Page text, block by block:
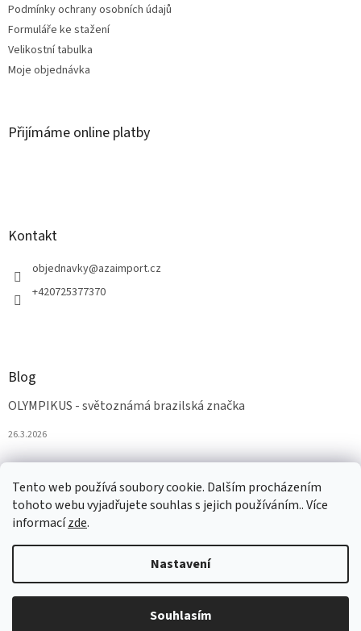
Tento web používá soubory cookie. Dalším procházením
tohoto webu vyjadřujete souhlas s jejich používáním.. Více
informacízde.
Nastavení
Souhlasím
Podmínky ochrany osobních údajů
Formuláře ke stažení
Velikostní tabulka
Moje objednávka
Přijímáme online platby
Kontakt
objednavky@azaimport.cz
+420725377370
Blog
OLYMPIKUS - světoznámá brazilská značka
26.3.2026
Vytvořil Shoptet
AZAobuv. Všechna práva vyhrazena.